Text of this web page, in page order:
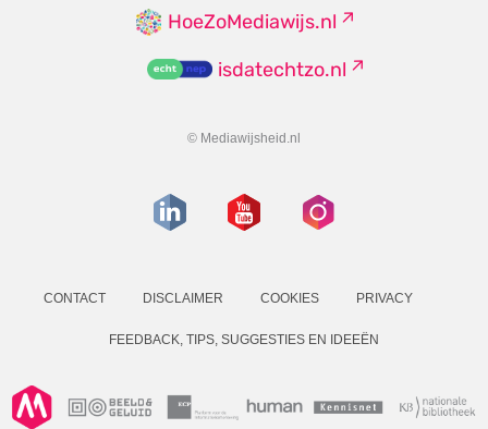
HoeZoMediawijs.nl
isdatechtzo.nl
© Mediawijsheid.nl
CONTACT DISCLAIMER COOKIES PRIVACY
FEEDBACK, TIPS, SUGGESTIES EN IDEEËN